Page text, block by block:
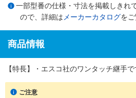
一部型番の仕様・寸法を掲載しきれ
ので、詳細は メーカーカタログをご
商品情報
【特長】・エスコ社のワンタッチ継手
ご注意